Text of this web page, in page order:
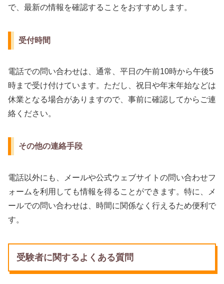
で、最新の情報を確認することをおすすめします。
受付時間
電話での問い合わせは、通常、平日の午前10時から午後5
時まで受け付けています。ただし、祝日や年末年始などは
休業となる場合がありますので、事前に確認してからご連
絡ください。
その他の連絡手段
電話以外にも、メールや公式ウェブサイトの問い合わせフ
ォームを利用しても情報を得ることができます。特に、メ
ールでの問い合わせは、時間に関係なく行えるため便利で
す。
受験者に関するよくある質問